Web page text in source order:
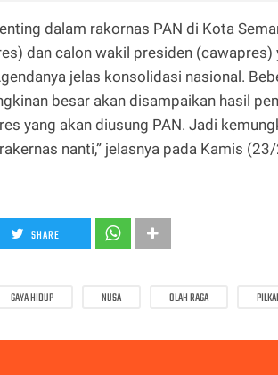
dalam rakornas PAN di Kota
dan calon wakil presiden (cawapres)
jelas konsolidasi nasional.
besar akan disampaikan hasil
yang akan diusung PAN. Jadi
nanti,” jelasnya pada Kamis
SHARE
GAYA HIDUP NUSA OLAH RAGA